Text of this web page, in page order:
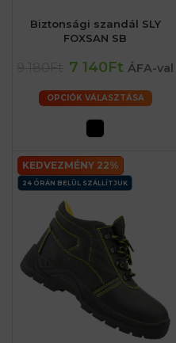
Biztonsági szandál SLY
FOXSAN SB
7 140Ft ÁFA-val
OPCIÓK VÁLASZTÁSA
KEDVEZMÉNY 22%
24 ÓRÁN BELÜL SZÁLLÍTJUK